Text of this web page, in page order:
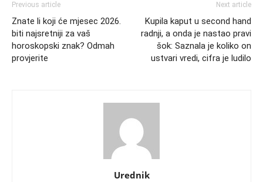
Previous article
Znate li koji će mjesec 2026.
biti najsretniji za vaš
horoskopski znak? Odmah
provjerite
Next article
Kupila kaput u second hand
radnji, a onda je nastao pravi
šok: Saznala je koliko on
ustvari vredi, cifra je ludilo
Urednik